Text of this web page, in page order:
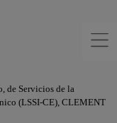
de Servicios de la
(LSSI-CE), CLEMENT